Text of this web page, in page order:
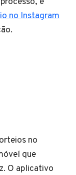
no Instagram
no
que
O aplicativo